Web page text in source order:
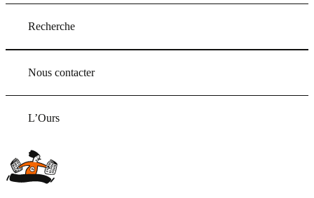
Recherche
Nous contacter
L’Ours